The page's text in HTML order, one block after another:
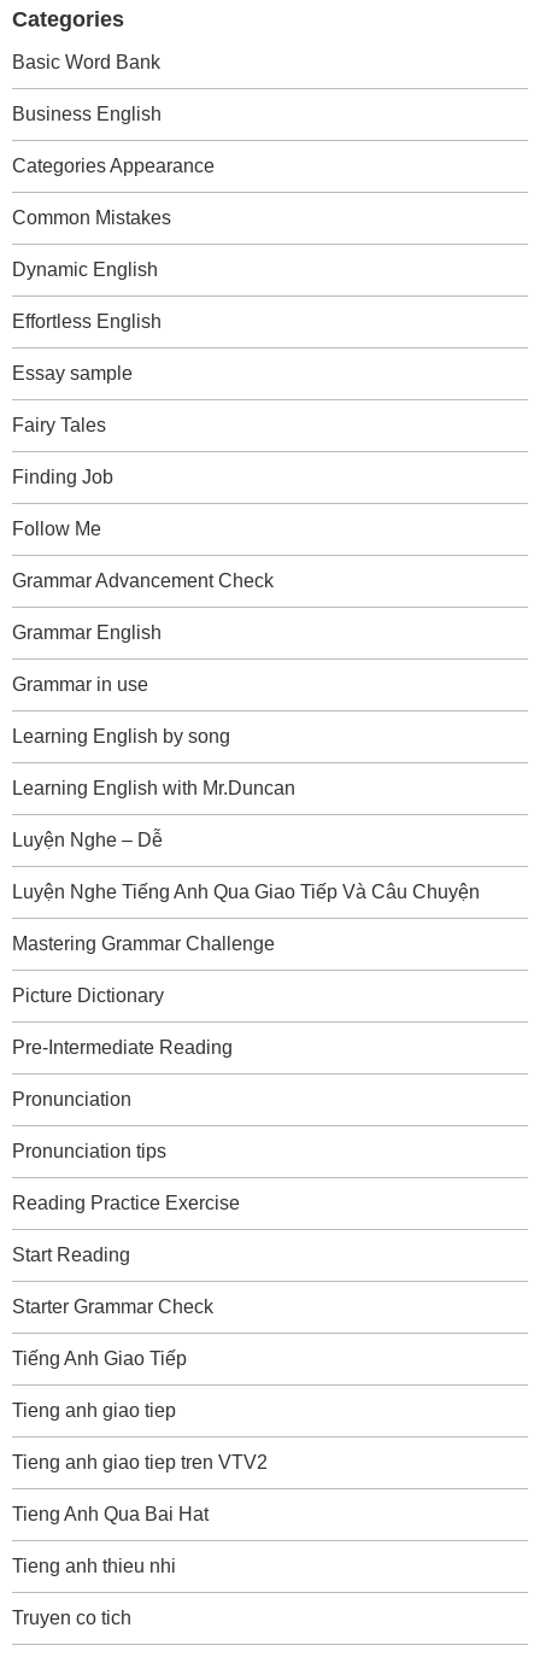
Categories
Basic Word Bank
Business English
Categories Appearance
Common Mistakes
Dynamic English
Effortless English
Essay sample
Fairy Tales
Finding Job
Follow Me
Grammar Advancement Check
Grammar English
Grammar in use
Learning English by song
Learning English with Mr.Duncan
Luyện Nghe – Dễ
Luyện Nghe Tiếng Anh Qua Giao Tiếp Và Câu Chuyện
Mastering Grammar Challenge
Picture Dictionary
Pre-Intermediate Reading
Pronunciation
Pronunciation tips
Reading Practice Exercise
Start Reading
Starter Grammar Check
Tiếng Anh Giao Tiếp
Tieng anh giao tiep
Tieng anh giao tiep tren VTV2
Tieng Anh Qua Bai Hat
Tieng anh thieu nhi
Truyen co tich